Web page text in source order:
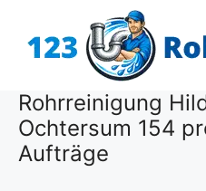
Inhalt
Rohrreinigung
Ochtersum 154
Aufträge